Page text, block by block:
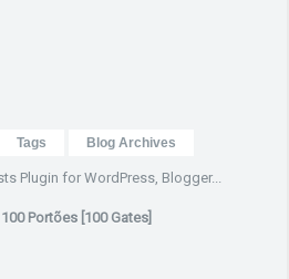
Tags Blog Archives
100 Portões [100 Gates]